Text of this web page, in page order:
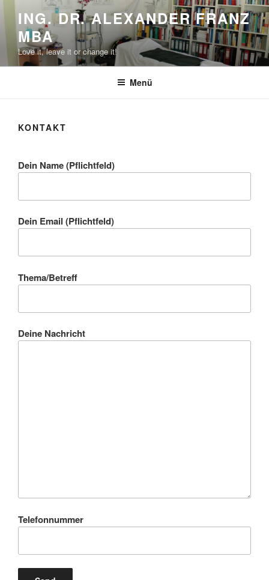
springen
ING. DR. ALEXANDER FRANZ
MBA
Love it, leave it or change it!
Menü
KONTAKT
Dein Name (Pflichtfeld)
Dein Email (Pflichtfeld)
Thema/Betreff
Deine Nachricht
Telefonnummer